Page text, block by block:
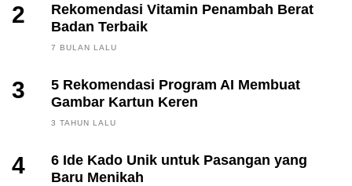
2
Rekomendasi Vitamin Penambah Berat
Badan Terbaik
7 BULAN LALU
3
5 Rekomendasi Program AI Membuat
Gambar Kartun Keren
3 TAHUN LALU
4
6 Ide Kado Unik untuk Pasangan yang
Baru Menikah